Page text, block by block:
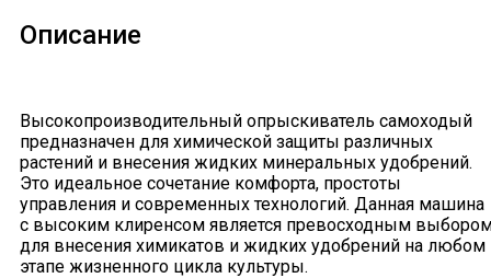
Описание
Высокопроизводительный опрыскиватель самоходый
предназначен для химической защиты различных
растений и внесения жидких минеральных удобрений.
Это идеальное сочетание комфорта, простоты
управления и современных технологий. Данная машина
c высоким клиренсом является превосходным
для внесения химикатов и жидких удобрений на любом
этапе жизненного цикла культуры.